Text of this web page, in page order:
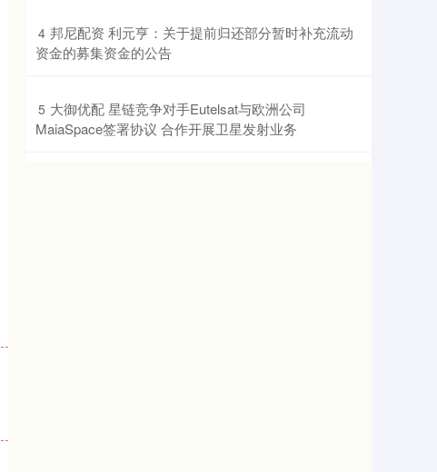
4 ​邦尼配资 利元亨：关于提前归还部分暂时补充流动
资金的募集资金的公告
5 ​大御优配 星链竞争对手Eutelsat与欧洲公司
MaiaSpace签署协议 合作开展卫星发射业务